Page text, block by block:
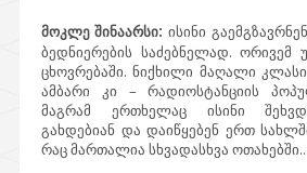
მოკლე შინაარსი: ისინი
ბედნიერების საძებნელად. ორივემ
ცხოვრებაში. ნიქხილი მაღალი
ამბარი კი – რადიოსტანციის
მაგრამ ერთხელაც ისინი
გახდებიან და დაიწყებენ ერთ
რაც მართალია სხვადასხვა ოთახებში...